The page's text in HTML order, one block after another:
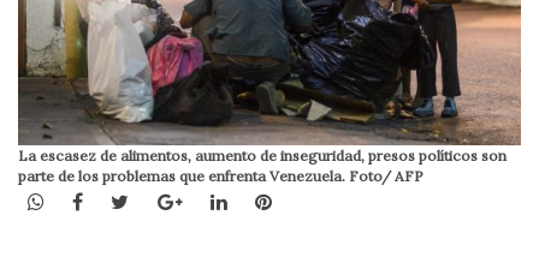
La escasez de alimentos, aumento de inseguridad, presos políticos son
parte de los problemas que enfrenta Venezuela. Foto/ AFP
WhatsApp
Facebook
TwitterGoogle+LinkedInPinterest